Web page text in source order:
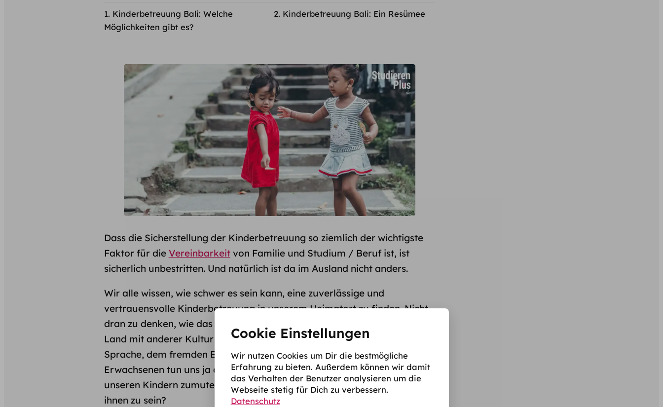
Kinderbetreuung Bali: Welche
Möglichkeiten gibt es?
Kinderbetreuung Bali: Ein Resümee
Dass die Sicherstellung der Kinderbetreuung so ziemlich der wichtigste
Faktor für die Vereinbarkeitvon Familie und Studium / Beruf ist, ist
sicherlich unbestritten. Und natürlich ist da im Ausland nicht anders.
Wir alle wissen, wie schwer es sein kann, eine zuverlässige und
vertrauensvolle Kinderbetreuung in unserem Heimatort zu finden. Nicht
dran zu denken, wie das wohl in einem fremden Land sein muss. Einem
Land mit anderer Kultur und Sprache. Wie soll das bloß klappen mit der
Sprache, dem fremden Essen und uns fremden Gewohnheiten? Wir
Erwachsenen tun uns ja oft schon so schwer damit? Können wir das dann
unseren Kindern zumuten? Vor allem ohne selbst rund um die Uhr bei
ihnen zu sein?
Cookie Einstellungen
Wir nutzen Cookies um Dir die bestmögliche
Erfahrung zu bieten. Außerdem können wir damit
das Verhalten der Benutzer analysieren um die
Webseite stetig für Dich zu verbessern.
Datenschutz